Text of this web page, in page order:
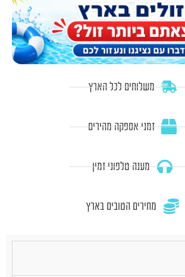
משלוחים לכל הארץ
זמני אספקה מהירים
מענה טלפוני זמין
מחירים הטובים בארץ